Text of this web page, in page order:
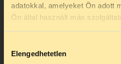
adatokkal, amelyeket Ön adott
Ön által használt más
kiválasztása
Elengedhetetlen
és ne fejezhetnék ki, hogy
és az állami
TELEFONOS
SZÜNET!
hogytelefonos